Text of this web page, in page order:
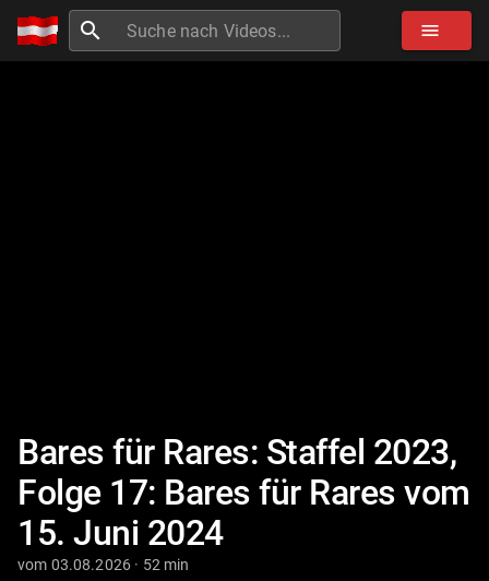
search menu
Bares für Rares: Staffel 2023,
Folge 17: Bares für Rares vom
15. Juni 2024
vom 03.08.2026 · 52 min